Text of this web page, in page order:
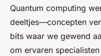
Quantum computing
deeltjes—concepten
bits waar we gewend
om ervaren